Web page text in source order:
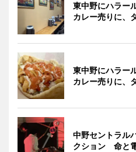
東中野にハラー
カレー売りに、
東中野にハラー
カレー売りに、
中野セントラル
クション 命と